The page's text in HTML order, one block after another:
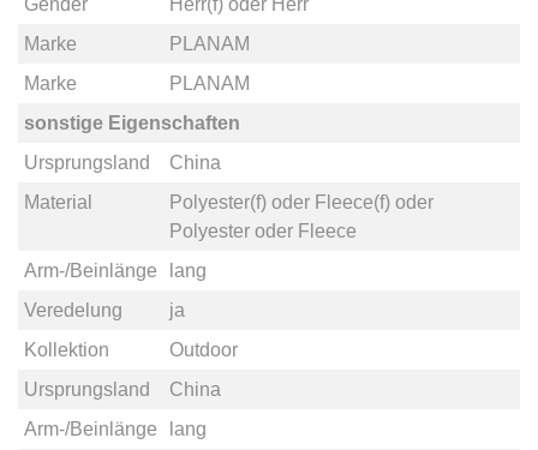
Gender
Herr(f)oder Herr
Marke
PLANAM
Marke
PLANAM
sonstige Eigenschaften
Ursprungsland
China
Material
Polyester(f)oder Fleece(f)oder
Polyesteroder Fleece
Arm-/Beinlänge
lang
Veredelung
ja
Kollektion
Outdoor
Ursprungsland
China
Arm-/Beinlänge
lang